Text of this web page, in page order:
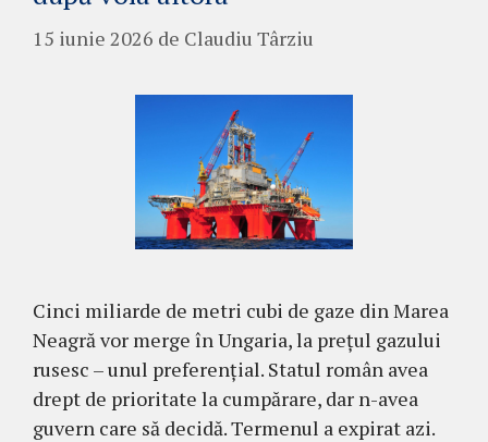
15 iunie 2026 de Claudiu Târziu
Cinci miliarde de metri cubi de gaze din Marea
Neagră vor merge în Ungaria, la prețul gazului
rusesc – unul preferențial. Statul român avea
drept de prioritate la cumpărare, dar n-avea
guvern care să decidă. Termenul a expirat azi.